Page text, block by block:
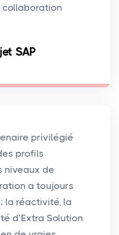
SAP
privilégié
profils
niveaux de
a toujours
la réactivité, la
d’Extra Solution